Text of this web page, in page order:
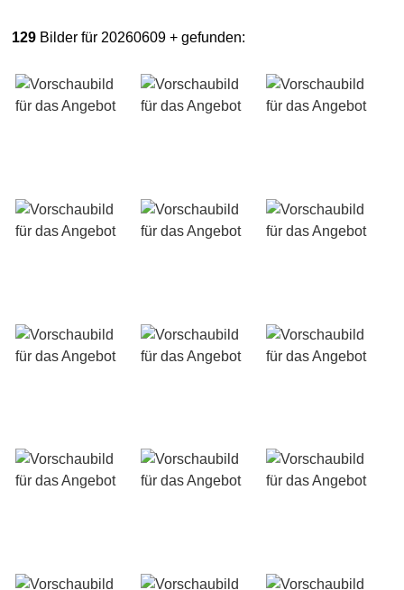
129 Bilder für 20260609 + gefunden: